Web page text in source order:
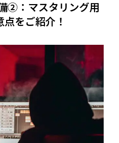
②：マスタリング用
をご紹介！